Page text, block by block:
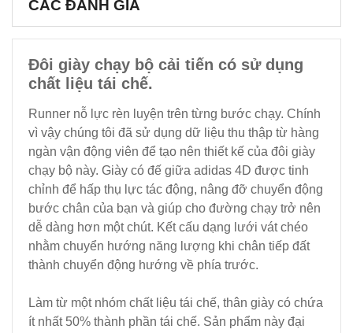
CÁC ĐÁNH GIÁ
Đôi giày chạy bộ cải tiến có sử dụng
chất liệu tái chế.
Runner nỗ lực rèn luyện trên từng bước chạy. Chính
vì vậy chúng tôi đã sử dụng dữ liệu thu thập từ hàng
ngàn vận động viên để tạo nên thiết kế của đôi giày
chạy bộ này. Giày có đế giữa adidas 4D được tinh
chỉnh để hấp thụ lực tác động, nâng đỡ chuyển động
bước chân của bạn và giúp cho đường chạy trở nên
dễ dàng hơn một chút. Kết cấu dạng lưới vát chéo
nhằm chuyển hướng năng lượng khi chân tiếp đất
thành chuyển động hướng về phía trước.
Làm từ một nhóm chất liệu tái chế, thân giày có chứa
ít nhất 50% thành phần tái chế. Sản phẩm này đại